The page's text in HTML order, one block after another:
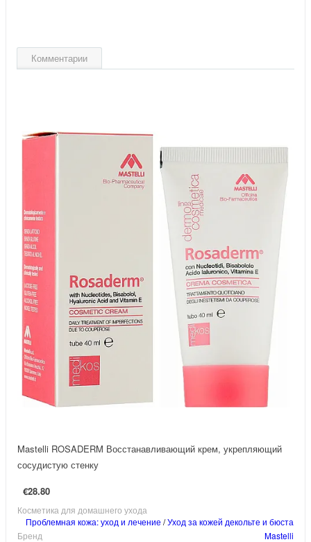
Комментарии
Mastelli ROSADERM Восстанавливающий крем, укрепляющий
сосудистую стенку
€28.80
Косметика для домашнего ухода
Проблемная кожа: уход и лечение /Уход за кожей декольте и бюста
Бренд
Mastelli